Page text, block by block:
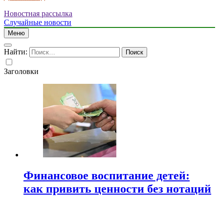
Новостная рассылка
Случайные новости
Меню
Найти:
Заголовки
Финансовое воспитание детей:
как привить ценности без нотаций